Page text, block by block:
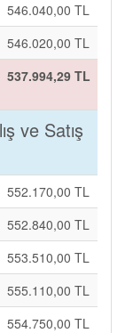
546.040,00 TL
546.020,00 TL
537.994,29 TL
ve Satış
552.170,00 TL
552.840,00 TL
553.510,00 TL
555.110,00 TL
554.750,00 TL